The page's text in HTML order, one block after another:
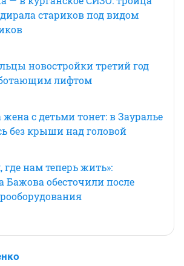
стариков под видом
новостройки третий год
лифтом
с детьми тонет: в Зауралье
без крыши над головой
нам теперь жить»:
Бажова обесточили после